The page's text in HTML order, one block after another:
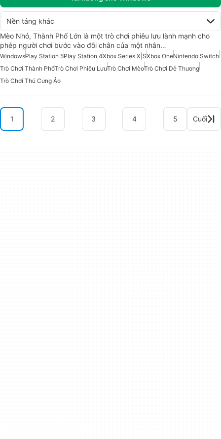
Nền tảng khác
Mèo Nhỏ, Thành Phố Lớn là một trò chơi phiêu lưu lành mạnh cho
phép người chơi bước vào đôi chân của một nhân…
WindowsPlay Station 5Play Station 4Xbox Series X|SXbox OneNintendo Switch
Trò Chơi Thành PhốTrò Chơi Phiêu LưuTrò Chơi MèoTrò Chơi Dễ Thương
Trò Chơi Thú Cưng Ảo
1 2 3 4 5 Cuối